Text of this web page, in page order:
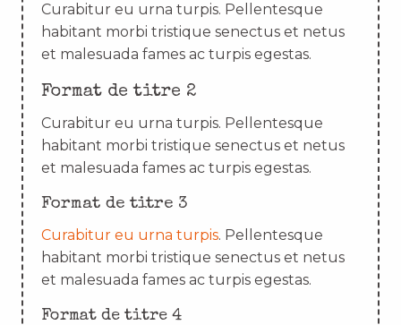
Curabitur eu urna turpis. Pellentesque
habitant morbi tristique senectus et netus
et malesuada fames ac turpis egestas.
Format de titre 2
Curabitur eu urna turpis. Pellentesque
habitant morbi tristique senectus et netus
et malesuada fames ac turpis egestas.
Format de titre 3
Curabitur eu urna turpis. Pellentesque
habitant morbi tristique senectus et netus
et malesuada fames ac turpis egestas.
Format de titre 4